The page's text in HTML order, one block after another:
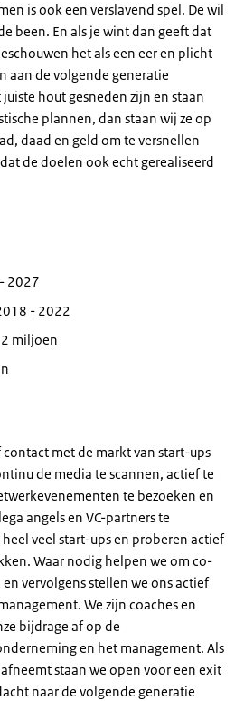
is ook een verslavend spel. De wil
been. En als je wint dan geeft dat
het als een eer en plicht
aan de volgende generatie
hout gesneden zijn en staan
plannen, dan staan wij ze op
daad en geld om te versnellen
de doelen ook echt gerealiseerd
2027
- 2022
miljoen
met de markt van start-ups
de media te scannen, actief te
te bezoeken en
angels en VC-partners te
veel start-ups en proberen actief
Waar nodig helpen we om co-
vervolgens stellen we ons actief
We zijn coaches en
bijdrage af op de
en het management. Als
staan we open voor een exit
naar de volgende generatie